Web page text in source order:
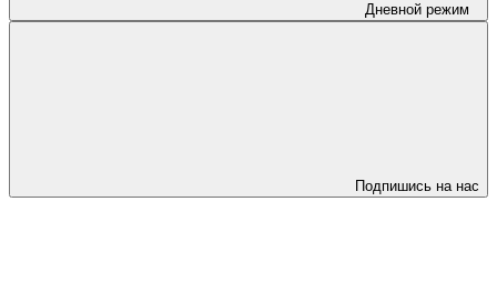
Дневной режим
Подпишись на нас